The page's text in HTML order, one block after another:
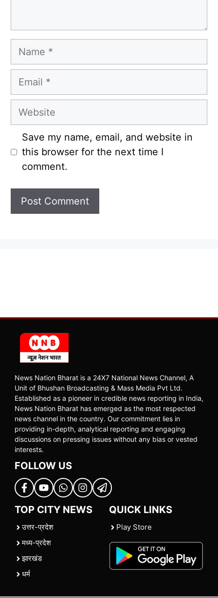
Name
Email
Website
Save my name, email, and website in
this browser for the next time I
comment.
News Nation Bharat is a 24X7 National News Channel, A
Unit of Bhushan Broadcasting & Mass Media Pvt Ltd.
Established as a pioneer in credible news reporting in India,
News Nation Bharat has emerged as the most respected
news channel in the country. Our commitment lies in
providing in-depth, analytical reporting and engaging
discussions on pressing issues without any bias or vested
interests.
FOLLOW US
TOP CITY NEWS
उत्तर-प्रदेश
मध्य-प्रदेश
झारखंड
धर्म
QUICK LINKS
Play Store